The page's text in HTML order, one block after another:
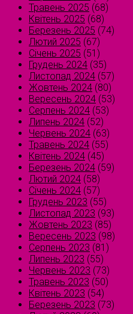
Травень 2025 (68)
Квітень 2025 (68)
Березень 2025 (74)
Лютий 2025 (67)
Січень 2025 (51)
Грудень 2024 (35)
Листопад 2024 (57)
Жовтень 2024 (80)
Вересень 2024 (53)
Серпень 2024 (53)
Липень 2024 (52)
Червень 2024 (63)
Травень 2024 (55)
Квітень 2024 (45)
Березень 2024 (59)
Лютий 2024 (58)
Січень 2024 (57)
Грудень 2023 (55)
Листопад 2023 (93)
Жовтень 2023 (85)
Вересень 2023 (98)
Серпень 2023 (81)
Липень 2023 (55)
Червень 2023 (73)
Травень 2023 (50)
Квітень 2023 (54)
Березень 2023 (73)